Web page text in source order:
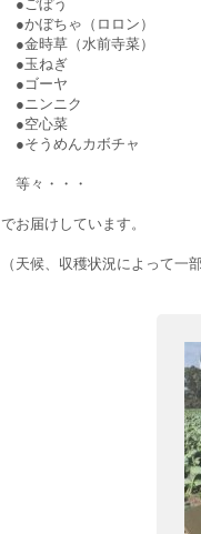
●ごぼう
●かぼちゃ（ロロン）
●金時草（水前寺菜）
●玉ねぎ
●ゴーヤ
●ニンニク
●空心菜
●そうめんカボチャ
等々・・・
でお届けしています。
（天候、収穫状況によって一